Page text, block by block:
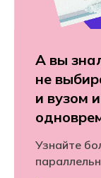
А вы
не
и вузом
Узнайте